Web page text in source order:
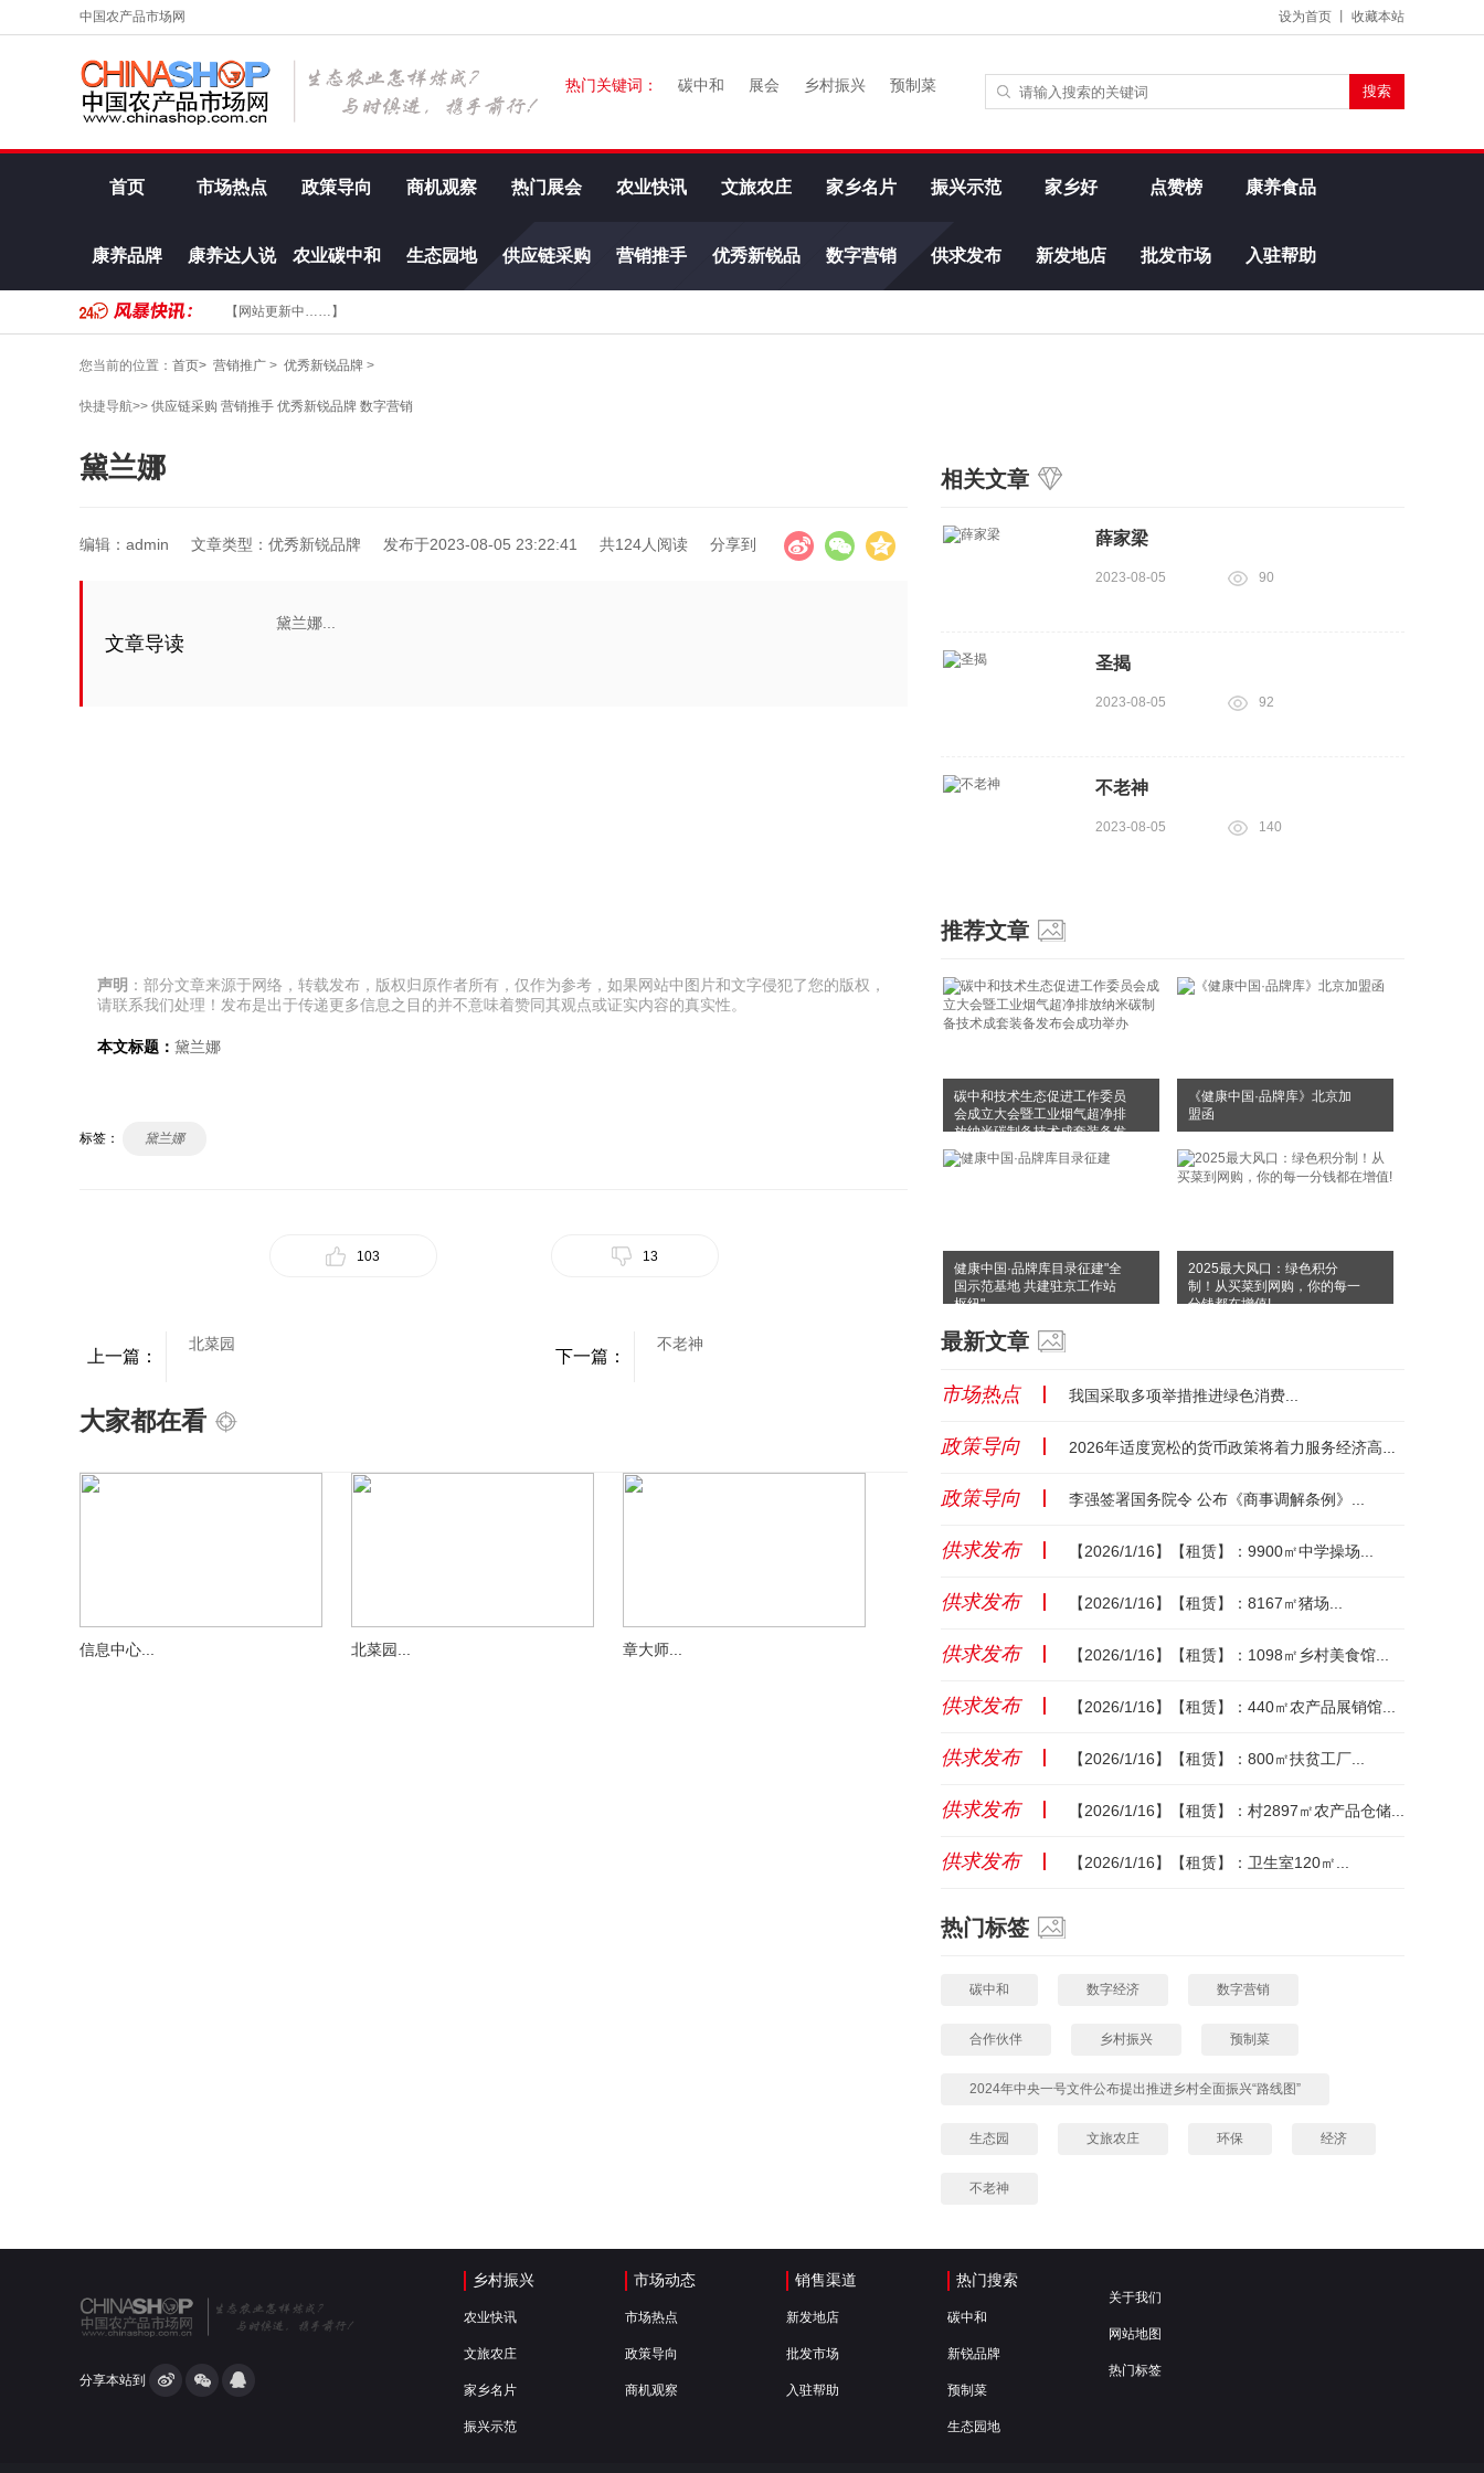
中国农产品市场网 设为首页 收藏本站
热门关键词： 碳中和 展会 乡村振兴 预制菜
首页 市场热点 政策导向 商机观察 热门展会 农业快讯 文旅农庄 家乡名片 振兴示范 家乡好 点赞榜 康养食品
康养品牌 康养达人说 农业碳中和 生态园地 供应链采购 营销推手 优秀新锐品 数字营销 供求发布 新发地店 批发市场 入驻帮助
【网站更新中……】
您当前的位置： 首页> 营销推广 > 优秀新锐品牌 >
快捷导航>> 供应链采购 营销推手 优秀新锐品牌 数字营销
黛兰娜
编辑： admin 文章类型：优秀新锐品牌 发布于2023-08-05 23:22:41 共124人阅读 分享到
文章导读
黛兰娜...
声明 ：部分文章来源于网络，转载发布，版权归原作者所有，仅作为参考，如果网站中图片和文字侵犯了您的版权，
请联系我们处理！发布是出于传递更多信息之目的并不意味着赞同其观点或证实内容的真实性。
本文标题： 黛兰娜
标签： 黛兰娜
103 13
上一篇：
北菜园
下一篇：
不老神
大家都在看
信息中心... 北菜园... 章大师...
相关文章
薛家梁
2023-08-05 90
圣揭
2023-08-05 92
不老神
2023-08-05 140
推荐文章
碳中和技术生态促进工作委员
会成立大会暨工业烟气超净排
放纳米碳制备技术成套装备发
布会成功举办
《健康中国·品牌库》北京加
盟函
健康中国·品牌库目录征建"全
国示范基地 共建驻京工作站
枢纽"
2025最大风口：绿色积分
制！从买菜到网购，你的每一
分钱都在增值!
最新文章
市场热点 我国采取多项举措推进绿色消费...
政策导向 2026年适度宽松的货币政策将着力服务经济高质量发展...
政策导向 李强签署国务院令 公布《商事调解条例》...
供求发布 【2026/1/16】【租赁】：9900㎡中学操场...
供求发布 【2026/1/16】【租赁】：8167㎡猪场...
供求发布 【2026/1/16】【租赁】：1098㎡乡村美食馆...
供求发布 【2026/1/16】【租赁】：440㎡农产品展销馆...
供求发布 【2026/1/16】【租赁】：800㎡扶贫工厂...
供求发布 【2026/1/16】【租赁】：村2897㎡农产品仓储...
供求发布 【2026/1/16】【租赁】：卫生室120㎡...
热门标签
碳中和 数字经济 数字营销
合作伙伴 乡村振兴 预制菜
2024年中央一号文件公布提出推进乡村全面振兴“路线图”
生态园 文旅农庄 环保 经济
不老神
分享本站到
乡村振兴
农业快讯
文旅农庄
家乡名片
振兴示范
市场动态
市场热点
政策导向
商机观察
销售渠道
新发地店
批发市场
入驻帮助
热门搜索
碳中和
新锐品牌
预制菜
生态园地
关于我们
网站地图
热门标签